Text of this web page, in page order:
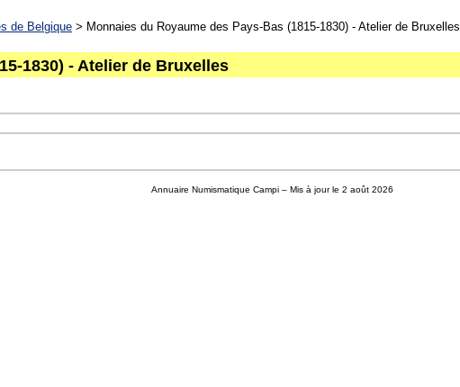
de Belgique > Monnaies du Royaume des Pays-Bas (1815-1830) - Atelier de Bruxelles
1830) - Atelier de Bruxelles
Annuaire Numismatique Campi– Mis à jour le 2 août 2026